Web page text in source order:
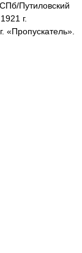
Путиловский
г.
«Пропускатель».